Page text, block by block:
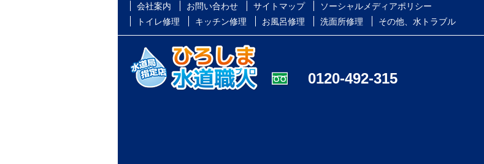
会社案内
お問い合わせ サイトマップ
ソーシャルメディアポリシー
トイレ修理
キッチン修理 お風呂修理 洗面所修理 その他、水トラブル
0120-492-315